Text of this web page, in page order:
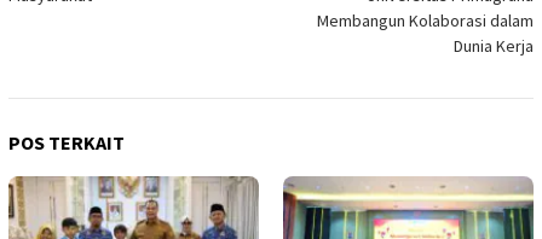
Membangun Kolaborasi dalam
Dunia Kerja
POS TERKAIT